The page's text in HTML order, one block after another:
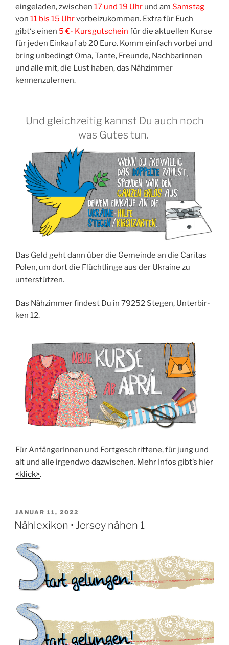
ein­ge­la­den, zwi­schen 17 und 19 Uhr und am Sams­tag
von 11 bis 15 Uhrvor­bei­zu­kom­men. Extra für Euch
gibt‘s einen 5 €- Kurs­gut­schein für die aktu­el­len Kur­se
für jeden Ein­kauf ab 20 Euro. Komm ein­fach vor­bei und
bring unbe­dingt Oma, Tan­te, Freun­de, Nach­ba­rin­nen
und alle mit, die Lust haben, das Näh­zim­mer
kennenzulernen.
Und gleichzeitig kannst Du auch noch
was Gutes tun.
Das Geld geht dann über die Gemein­de an die Cari­tas
Polen, um dort die Flücht­lin­ge aus der Ukrai­ne zu
unterstützen.
Das Näh­zim­mer fin­dest Du in 79252 Ste­gen, Unter­bir­
ken 12.
Für Anfän­ge­rIn­nen und Fort­ge­schrit­te­ne, für jung und
alt und alle irgend­wo dazwi­schen. Mehr Infos gibt’s hier
<klick>.
VERÖFFENTLICHT
AM
JANUAR 11, 2022
Nählexikon • Jersey nähen 1